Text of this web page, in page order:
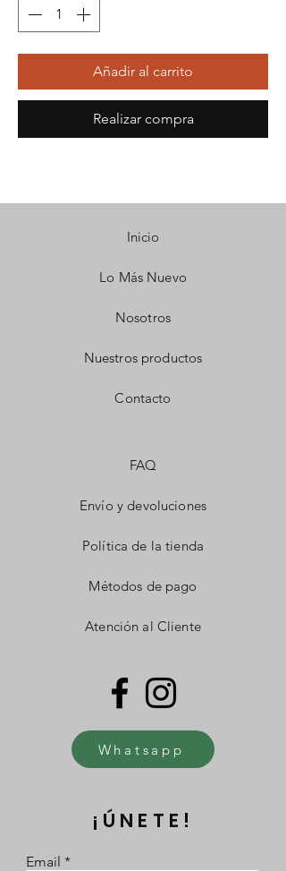
Añadir al carrito
Realizar compra
Inicio
Lo Más Nuevo
Nosotros
Nuestros productos
Contacto
FAQ
Envío y devoluciones
Política de la tienda
Métodos de pago
Atención al Cliente
Whatsapp
¡ÚNETE!
Email